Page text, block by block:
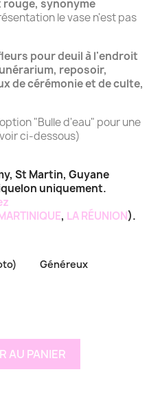
synonyme
le vase n'est pas
pour deuil à l'endroit
reposoir,
de cérémonie et de culte,
"Bulle d'eau" pour une
ci-dessous)
St Martin, Guyane
uniquement.
, LA RÉUNION).
Généreux
AU PANIER